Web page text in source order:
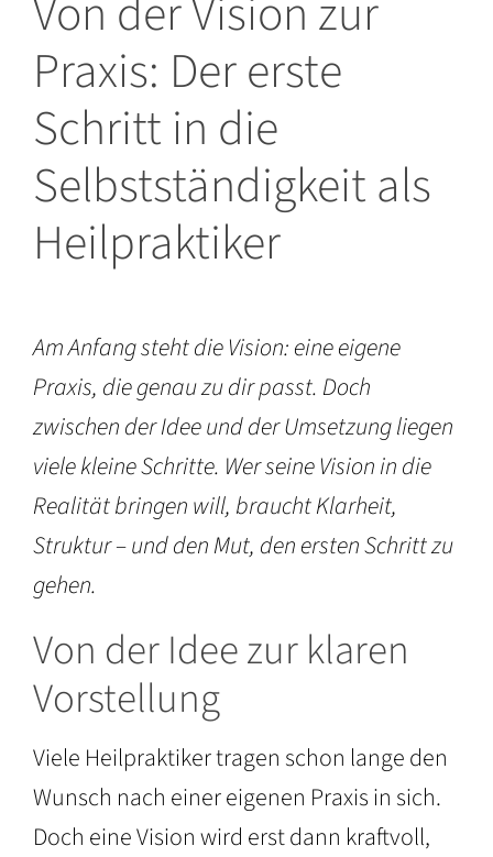
Von der Vision zur
Praxis: Der erste
Schritt in die
Selbstständigkeit als
Heilpraktiker
Am Anfang steht die Vision: eine eigene
Praxis, die genau zu dir passt. Doch
zwischen der Idee und der Umsetzung liegen
viele kleine Schritte. Wer seine Vision in die
Realität bringen will, braucht Klarheit,
Struktur – und den Mut, den ersten Schritt zu
gehen.
Von der Idee zur klaren
Vorstellung
Viele Heilpraktiker tragen schon lange den
Wunsch nach einer eigenen Praxis in sich.
Doch eine Vision wird erst dann kraftvoll,